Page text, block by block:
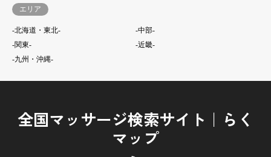
エリア
-北海道・東北-
-中部-
-関東-
-近畿-
-九州・沖縄-
全国マッサージ検索サイト｜らく
マップ